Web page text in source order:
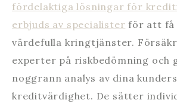
fördelaktiga lösningar för
erbjuds av specialister för att få
värdefulla kringtjänster.
experter på riskbedömning och
noggrann analys av dina kunders
kreditvärdighet. De sätter